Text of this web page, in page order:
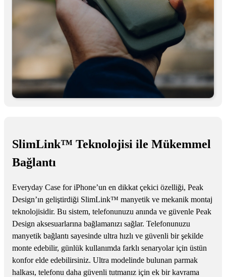
SlimLink™ Teknolojisi ile Mükemmel
Bağlantı
Everyday Case for iPhone’un en dikkat çekici özelliği, Peak
Design’ın geliştirdiği SlimLink™ manyetik ve mekanik montaj
teknolojisidir. Bu sistem, telefonunuzu anında ve güvenle Peak
Design aksesuarlarına bağlamanızı sağlar. Telefonunuzu
manyetik bağlantı sayesinde ultra hızlı ve güvenli bir şekilde
monte edebilir, günlük kullanımda farklı senaryolar için üstün
konfor elde edebilirsiniz. Ultra modelinde bulunan parmak
halkası, telefonu daha güvenli tutmanız için ek bir kavrama